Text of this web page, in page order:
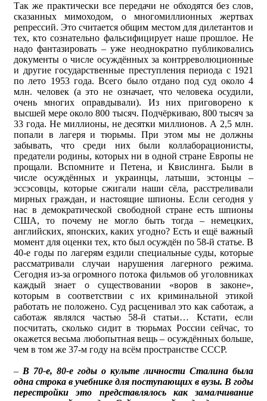
Так же практически все передачи не обходятся без слов,
сказанных мимоходом, о многомиллионных жертвах
репрессий. Это считается общим местом для дилетантов и
тех, кто сознательно фальсифицирует наше прошлое. Не
надо фантазировать – уже неоднократно публиковались
документы о числе осуждённых за контрреволюционные
и другие государственные преступления периода с 1921
по лето 1953 года. Всего было отдано под суд около 4
млн. человек (а это не означает, что человека осудили,
очень многих оправдывали). Из них приговорено к
высшей мере около 800 тысяч. Подчёркиваю, 800 тысяч за
33 года. Не миллионы, не десятки миллионов. А 2,5 млн.
попали в лагеря и тюрьмы. При этом мы не должны
забывать, что среди них были коллаборационисты,
предатели родины, которых ни в одной стране Европы не
прощали. Вспомните и Петена, и Квислинга. Были в
числе осуждённых и украинцы, латыши, эстонцы –
эссэсовцы, которые сжигали наши сёла, расстреливали
мирных граждан, и настоящие шпионы. Если сегодня у
нас в демократической свободной стране есть шпионы
США, то почему не могло быть тогда – немецких,
английских, японских, каких угодно? Есть и ещё важный
момент для оценки тех, кто был осуждён по 58-й статье. В
40-е годы по лагерям ездили специальные суды, которые
рассматривали случаи нарушения лагерного режима.
Сегодня из-за огромного потока фильмов об уголовниках
каждый знает о существовании «воров в законе»,
которым в соответствии с их криминальной этикой
работать не положено. Суд расценивал это как саботаж, а
саботаж являлся частью 58-й статьи… Кстати, если
посчитать, сколько сидит в тюрьмах России сейчас, то
окажется весьма любопытная вещь – осуждённых больше,
чем в том же 37-м году на всём пространстве СССР.
– В 70-е, 80-е годы о культе личности Сталина была
одна строка в учебнике для поступающих в вузы. В годы
перестройки это представлялось как замалчивание